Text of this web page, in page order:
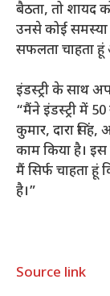
बैठता, तो शायद
उनसे कोई समस्या
सफलता चाहता हूं
इंडस्ट्री के साथ
“मैंने इंडस्ट्री में
कुमार, दारा
काम किया है।
मैं सिर्फ चाहता हूं
है।”
Source link